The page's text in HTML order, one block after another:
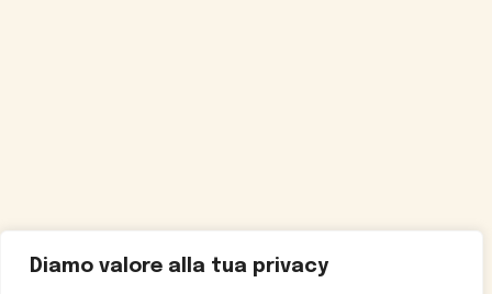
Diamo valore alla tua privacy